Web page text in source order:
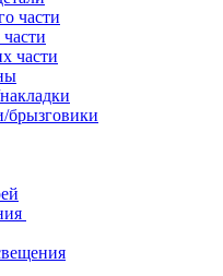
части
части